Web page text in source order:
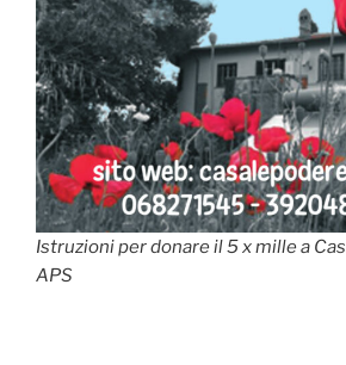
Istruzioni per donare il 5 x mille a
APS